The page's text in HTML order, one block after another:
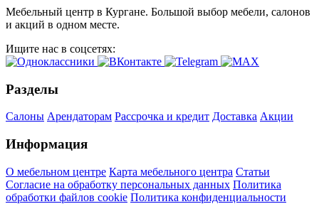
Мебельный центр в Кургане. Большой выбор мебели, салонов
и акций в одном месте.
Ищите нас в соцсетях:
Разделы
Салоны Арендаторам Рассрочка и кредит Доставка Акции
Информация
О мебельном центре Карта мебельного центра Статьи
Согласие на обработку персональных данных Политика
обработки файлов cookie Политика конфиденциальности